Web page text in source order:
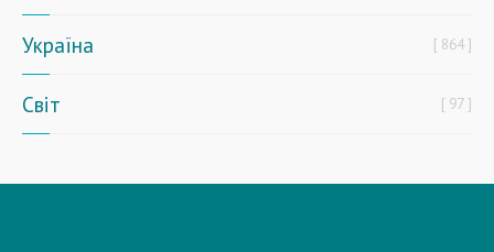
Україна 864
Світ 97